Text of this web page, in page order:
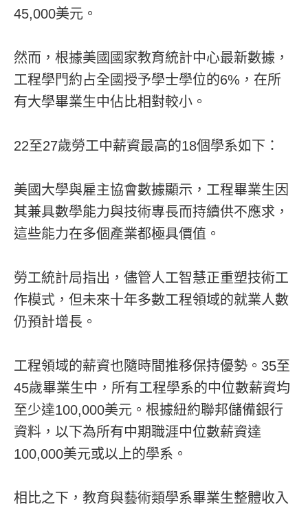
45,000美元。
然而，根據美國國家教育統計中心最新數據，
工程學門約占全國授予學士學位的6%，在所
有大學畢業生中佔比相對較小。
22至27歲勞工中薪資最高的18個學系如下：
美國大學與雇主協會數據顯示，工程畢業生因
其兼具數學能力與技術專長而持續供不應求，
這些能力在多個產業都極具價值。
勞工統計局指出，儘管人工智慧正重塑技術工
作模式，但未來十年多數工程領域的就業人數
仍預計增長。
工程領域的薪資也隨時間推移保持優勢。35至
45歲畢業生中，所有工程學系的中位數薪資均
至少達100,000美元。根據紐約聯邦儲備銀行
資料，以下為所有中期職涯中位數薪資達
100,000美元或以上的學系。
相比之下，教育與藝術類學系畢業生整體收入